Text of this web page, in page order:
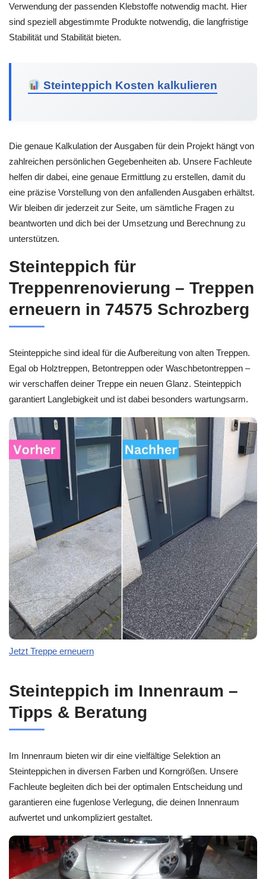
Verwendung der passenden Klebstoffe notwendig macht. Hier
sind speziell abgestimmte Produkte notwendig, die langfristige
Stabilität und Stabilität bieten.
Steinteppich Kosten kalkulieren
Die genaue Kalkulation der Ausgaben für dein Projekt hängt von
zahlreichen persönlichen Gegebenheiten ab. Unsere Fachleute
helfen dir dabei, eine genaue Ermittlung zu erstellen, damit du
eine präzise Vorstellung von den anfallenden Ausgaben erhältst.
Wir bleiben dir jederzeit zur Seite, um sämtliche Fragen zu
beantworten und dich bei der Umsetzung und Berechnung zu
unterstützen.
Steinteppich für
Treppenrenovierung – Treppen
erneuern in 74575 Schrozberg
Steinteppiche sind ideal für die Aufbereitung von alten Treppen.
Egal ob Holztreppen, Betontreppen oder Waschbetontreppen –
wir verschaffen deiner Treppe ein neuen Glanz. Steinteppich
garantiert Langlebigkeit und ist dabei besonders wartungsarm.
Jetzt Treppe erneuern
Steinteppich im Innenraum –
Tipps & Beratung
Im Innenraum bieten wir dir eine vielfältige Selektion an
Steinteppichen in diversen Farben und Korngrößen. Unsere
Fachleute begleiten dich bei der optimalen Entscheidung und
garantieren eine fugenlose Verlegung, die deinen Innenraum
aufwertet und unkompliziert gestaltet.